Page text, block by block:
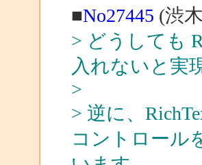
■No27445 (渋
> どうしても
入れないと実
>
> 逆に、
コントロール